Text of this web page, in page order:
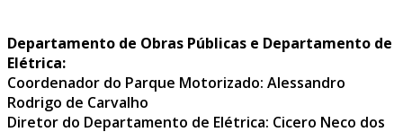
Departamento de Obras Públicas e Departamento de
Elétrica:
Coordenador do Parque Motorizado: Alessandro
Rodrigo de Carvalho
Diretor do Departamento de Elétrica: Cicero Neco dos